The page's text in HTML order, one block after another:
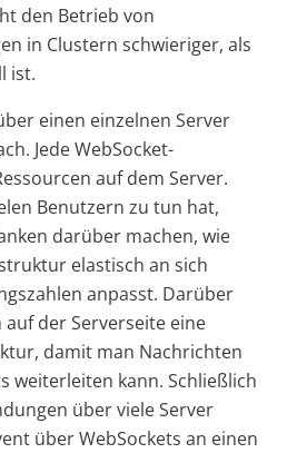
den Betrieb von
in Clustern schwieriger, als
ist.
einen einzelnen Server
Jede WebSocket-
auf dem Server.
Benutzern zu tun hat,
darüber machen, wie
elastisch an sich
anpasst. Darüber
der Serverseite eine
damit man Nachrichten
weiterleiten kann. Schließlich
über viele Server
über WebSockets an einen